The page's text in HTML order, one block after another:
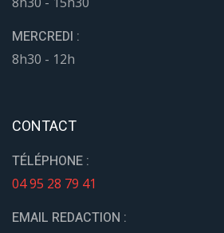
MERCREDI :
8h30 - 12h
CONTACT
TÉLÉPHONE :
04 95 28 79 41
EMAIL REDACTION :